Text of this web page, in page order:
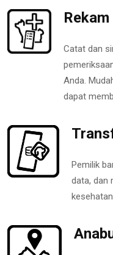
Catat dan
Anda.
dapat
Pemilik
data, dan